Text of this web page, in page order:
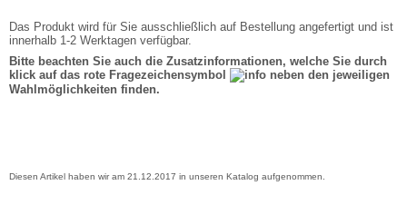
Das Produkt wird für Sie ausschließlich auf Bestellung angefertigt und ist
innerhalb 1-2 Werktagen verfügbar.
Bitte beachten Sie auch die Zusatzinformationen, welche Sie durch
klick auf das rote Fragezeichensymbol
neben den jeweiligen
Wahlmöglichkeiten finden.
Diesen Artikel haben wir am 21.12.2017 in unseren Katalog aufgenommen.